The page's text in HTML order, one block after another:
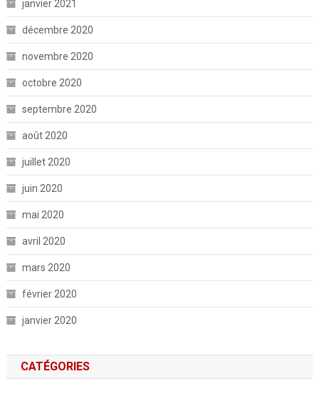
janvier 2021
décembre 2020
novembre 2020
octobre 2020
septembre 2020
août 2020
juillet 2020
juin 2020
mai 2020
avril 2020
mars 2020
février 2020
janvier 2020
CATÉGORIES